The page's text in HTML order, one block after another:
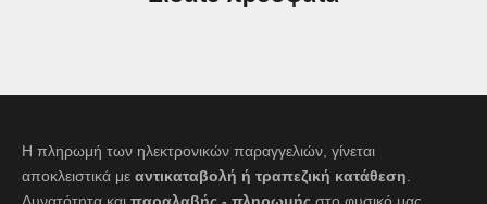
Η πληρωμή των ηλεκτρονικών παραγγελιών, γίνεται
αποκλειστικά με αντικαταβολή ή τραπεζική κατάθεση
Δυνατότητα και παραλαβής - πληρωμής στο φυσικό μας